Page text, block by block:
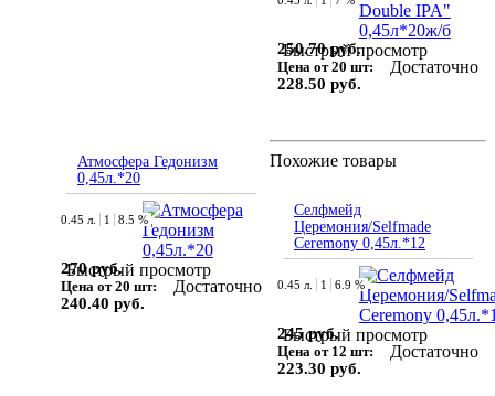
Быстрый просмотр
250.70 руб.
Цена от 20 шт:
228.50 руб.
Достаточно
Атмосфера Гедонизм
0,45л.*20
Быстрый просмотр
0.45 л. 1 8.5 %
270 руб.
Цена от 20 шт:
240.40 руб.
Достаточно
Похожие товары
Селфмейд
Церемония/Selfmade
Ceremony 0,45л.*12
Быстрый просмотр
0.45 л. 1 6.9 %
245 руб.
Цена от 12 шт:
223.30 руб.
Достаточно